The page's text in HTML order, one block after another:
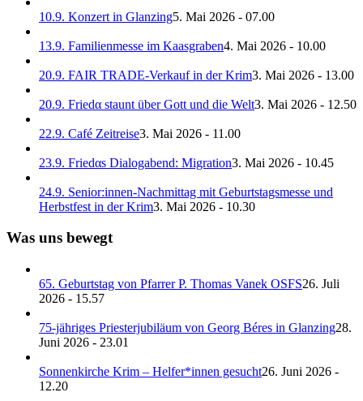
10.9. Konzert in Glanzing5. Mai 2026 - 07.00
13.9. Familienmesse im Kaasgraben4. Mai 2026 - 10.00
20.9. FAIR TRADE-Verkauf in der Krim3. Mai 2026 - 13.00
20.9. Friedα staunt über Gott und die Welt3. Mai 2026 - 12.50
22.9. Café Zeitreise3. Mai 2026 - 11.00
23.9. Friedαs Dialogabend: Migration3. Mai 2026 - 10.45
24.9. Senior:innen-Nachmittag mit Geburtstagsmesse und
Herbstfest in der Krim3. Mai 2026 - 10.30
Was uns bewegt
65. Geburtstag von Pfarrer P. Thomas Vanek OSFS26. Juli
2026 - 15.57
75-jähriges Priesterjubiläum von Georg Béres in Glanzing28.
Juni 2026 - 23.01
Sonnenkirche Krim – Helfer*innen gesucht26. Juni 2026 -
12.20